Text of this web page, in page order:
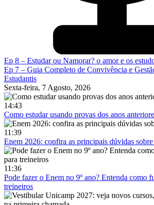
Ep 8 – Estudar ou Namorar? o amor e os
Ep 7 – Guia Completo de Convivência e
Estudantis
Sexta-feira, 7 Agosto, 2026
14:43
Como estudar usando provas dos anos
11:39
Enem 2026: confira as principais dúvidas
11:36
Pode fazer o Enem no 9º ano? Entenda como
treineiros